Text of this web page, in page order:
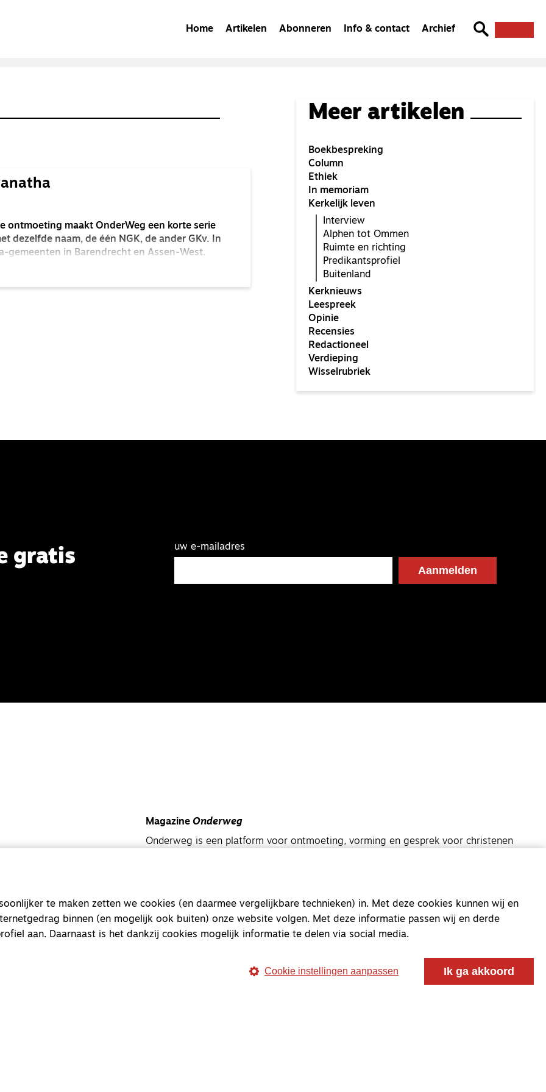
Home Artikelen Abonneren Info & contact Archief
ontmoeting maakt OnderWeg een korte serie
dezelfde naam, de één NGK, de ander GKv. In
gemeenten in Barendrecht en Assen-West.
Meer artikelen
Boekbespreking
Column
Ethiek
In memoriam
Kerkelijk leven
Interview
Alphen tot Ommen
Ruimte en richting
Predikantsprofiel
Buitenland
Kerknieuws
Leespreek
Opinie
Recensies
Redactioneel
Verdieping
Wisselrubriek
gratis
uw e-mailadres
Magazine Onderweg
Onderweg is een platform voor ontmoeting, vorming en gesprek voor christenen
Kvk-nummer 33277063
NL46 INGB 0117 5827 86
te maken zetten we cookies (en daarmee vergelijkbare technieken) in. Met deze cookies kunnen wij en
binnen (en mogelijk ook buiten) onze website volgen. Met deze informatie passen wij en derde
aan. Daarnaast is het dankzij cookies mogelijk informatie te delen via social media.
Cookie instellingen aanpassen Ik ga akkoord